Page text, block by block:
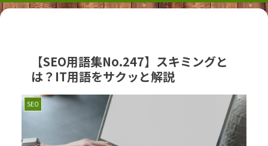
【SEO用語集No.247】スキミングと
は？IT用語をサクッと解説
SEO